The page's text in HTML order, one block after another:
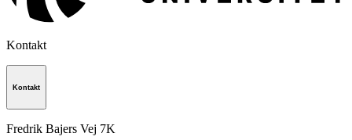
Kontakt
Kontakt
Fredrik Bajers Vej 7K